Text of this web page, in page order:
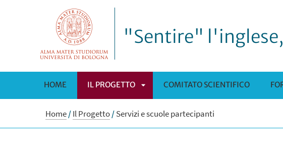
"Sentire"
HOME IL PROGETTO
APRI
COMITATO SCIENTIFICO
Home/Il Progetto/Servizi e scuole partecipanti